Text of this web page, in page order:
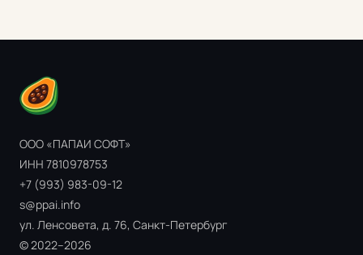
ООО «ПАПАИ СОФТ»
ИНН 7810978753
+7 (993) 983-09-12
s@ppai.info
ул. Ленсовета, д. 76, Санкт-Петербург
© 2022–2026